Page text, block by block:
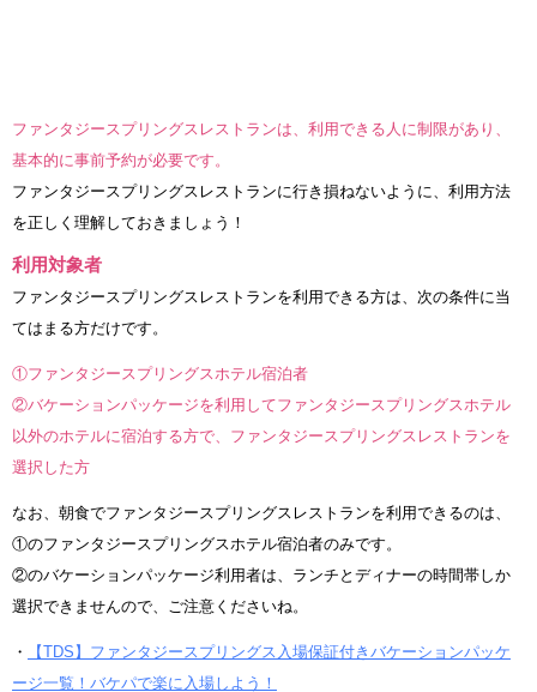
ファンタジースプリングスレストランは、利用できる人に制限があり、
基本的に事前予約が必要です。
ファンタジースプリングスレストランに行き損ねないように、利用方法
を正しく理解しておきましょう！
利用対象者
ファンタジースプリングスレストランを利用できる方は、次の条件に当
てはまる方だけです。
①ファンタジースプリングスホテル宿泊者
②バケーションパッケージを利用してファンタジースプリングスホテル
以外のホテルに宿泊する方で、ファンタジースプリングスレストランを
選択した方
なお、朝食でファンタジースプリングスレストランを利用できるのは、
①のファンタジースプリングスホテル宿泊者のみです。
②のバケーションパッケージ利用者は、ランチとディナーの時間帯しか
選択できませんので、ご注意くださいね。
・
【TDS】ファンタジースプリングス入場保証付きバケーションパッケ
ージ一覧！バケパで楽に入場しよう！